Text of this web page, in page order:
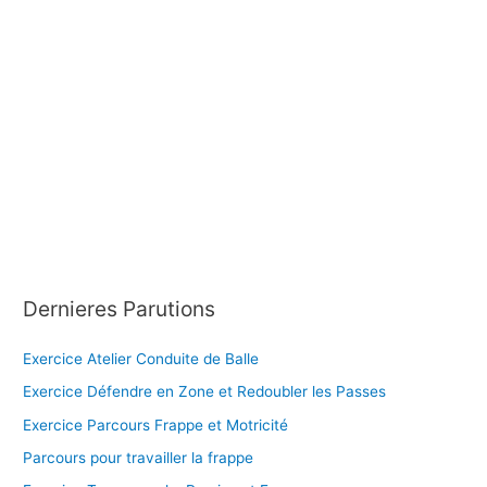
Dernieres Parutions
Exercice Atelier Conduite de Balle
Exercice Défendre en Zone et Redoubler les Passes
Exercice Parcours Frappe et Motricité
Parcours pour travailler la frappe